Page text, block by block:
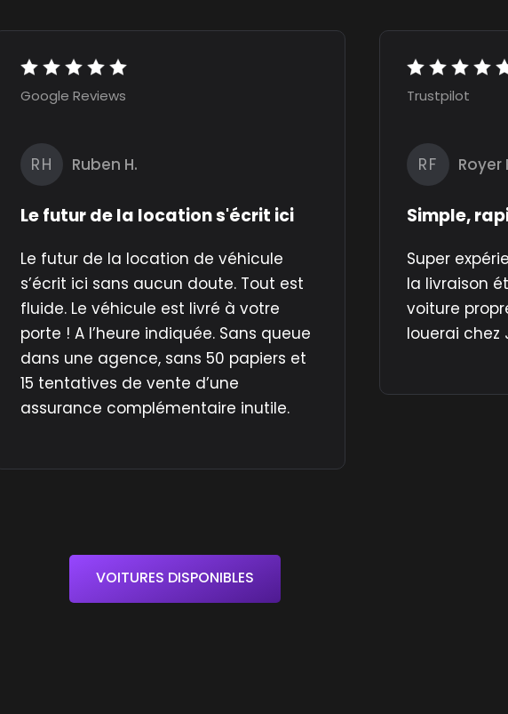
Google Reviews
RH Ruben H.
Le futur de la location s'écrit ici
Le futur de la location de véhicule
s’écrit ici sans aucun doute. Tout est
fluide. Le véhicule est livré à votre
porte ! A l’heure indiquée. Sans queue
dans une agence, sans 50 papiers et
15 tentatives de vente d’une
assurance complémentaire inutile.
Trustpilot
RF Royer
Simple,
Super
la livraison
voiture
louerai chez
VOITURES DISPONIBLES